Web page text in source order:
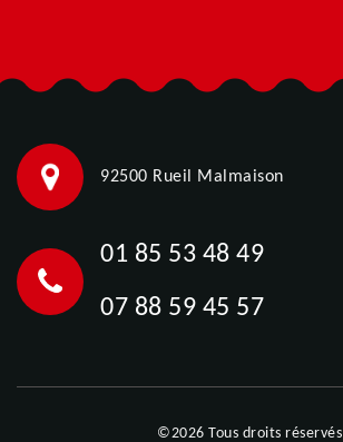
92500 Rueil Malmaison
01 85 53 48 49
07 88 59 45 57
©2026 Tous droits réservés